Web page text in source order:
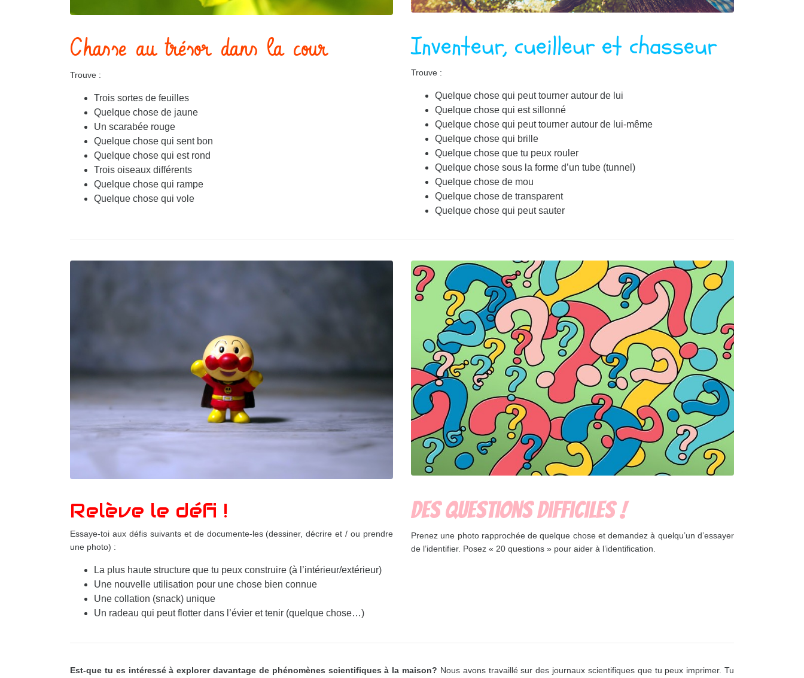
Chasse au trésor dans la cour
Trouve :
Trois sortes de feuilles
Quelque chose de jaune
Un scarabée rouge
Quelque chose qui sent bon
Quelque chose qui est rond
Trois oiseaux différents
Quelque chose qui rampe
Quelque chose qui vole
Inventeur, cueilleur et chasseur
Trouve :
Quelque chose qui peut tourner autour de lui
Quelque chose qui est sillonné
Quelque chose qui peut tourner autour de lui-même
Quelque chose qui brille
Quelque chose que tu peux rouler
Quelque chose sous la forme d’un tube (tunnel)
Quelque chose de mou
Quelque chose de transparent
Quelque chose qui peut sauter
Relève le défi !
Essaye-toi aux défis suivants et de documente-les (dessiner, décrire et / ou prendre
une photo) :
La plus haute structure que tu peux construire (à l’intérieur/extérieur)
Une nouvelle utilisation pour une chose bien connue
Une collation (snack) unique
Un radeau qui peut flotter dans l’évier et tenir (quelque chose…)
Des questions difficiles !
Prenez une photo rapprochée de quelque chose et demandez à quelqu’un d’essayer
de l’identifier. Posez « 20 questions » pour aider à l’identification.
Est-que tu es intéressé à explorer davantage de phénomènes scientifiques à la maison? Nous avons travaillé sur des journaux scientifiques que tu peux imprimer. Tu